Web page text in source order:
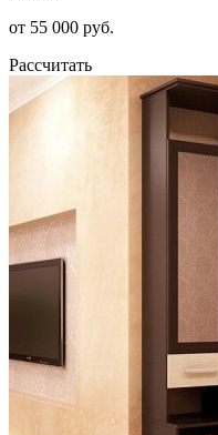
от 55 000 руб.
Рассчитать